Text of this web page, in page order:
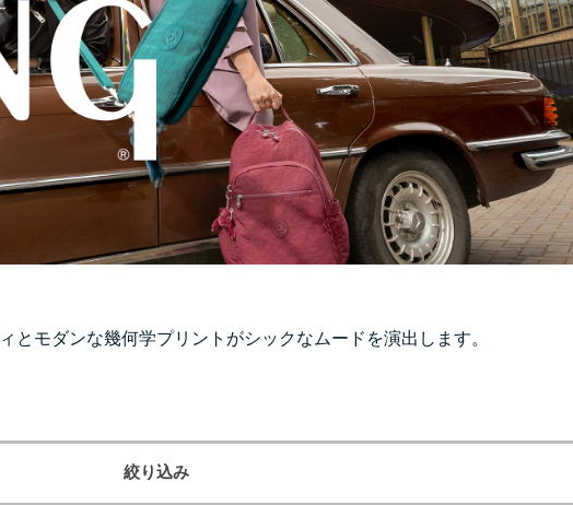
とモダンな幾何学プリントがシックなムードを演出します。
絞り込み